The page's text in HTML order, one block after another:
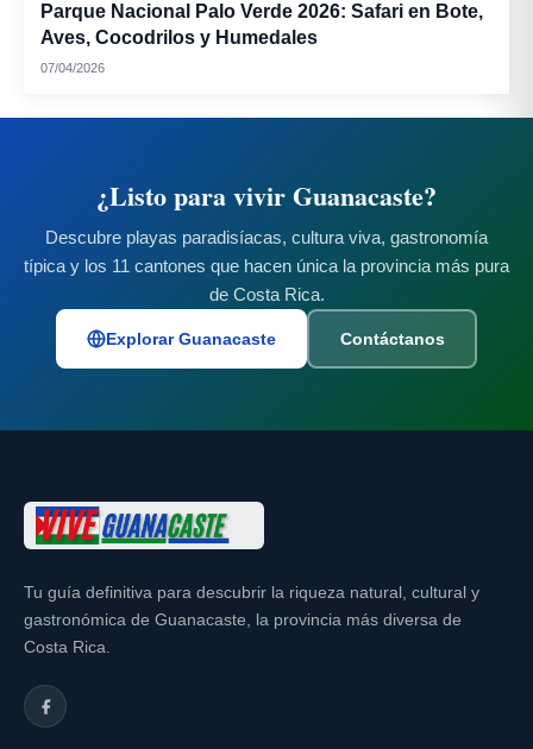
Horchata:
Vino de coyol:
Parque Nacional Palo Verde 2026: Safari en Bote,
Aves, Cocodrilos y Humedales
07/04/2026
¿Listo para vivir Guanacaste?
Descubre playas paradisíacas, cultura viva, gastronomía
típica y los 11 cantones que hacen única la provincia más pura
de Costa Rica.
Explorar Guanacaste Contáctanos
Tu guía definitiva para descubrir la riqueza natural, cultural y
gastronómica de Guanacaste, la provincia más diversa de
Costa Rica.